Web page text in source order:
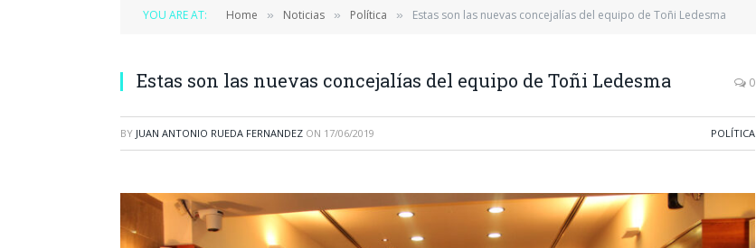
YOU ARE AT: Home » Noticias » Política » Estas son las nuevas concejalías del equipo de Toñi Ledesma
Estas son las nuevas concejalías del equipo de Toñi Ledesma 0
BY JUAN ANTONIO RUEDA FERNANDEZ ON 17/06/2019 POLÍTICA